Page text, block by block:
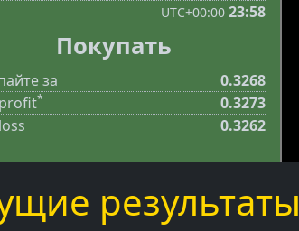
UTC+00:00 23:58
Покупать
за
0.3268
*
0.3273
0.3262
результаты